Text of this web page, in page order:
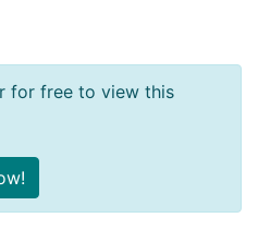
for free to view this